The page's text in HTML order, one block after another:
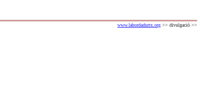
www.labordadurtx.org >> divulgació >>